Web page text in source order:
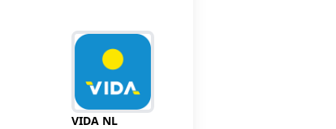
VIDA NL